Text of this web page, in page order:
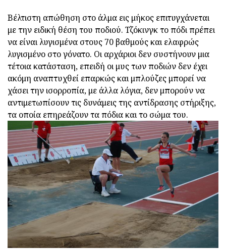
Βέλτιστη απώθηση στο άλμα εις μήκος επιτυγχάνεται
με την ειδική θέση του ποδιού. Τζόκινγκ το πόδι πρέπει
να είναι λυγισμένα στους 70 βαθμούς και ελαφρώς
λυγισμένο στο γόνατο. Οι αρχάριοι δεν συστήνουν μια
τέτοια κατάσταση, επειδή οι μυς των ποδιών δεν έχει
ακόμη αναπτυχθεί επαρκώς και μπλούζες μπορεί να
χάσει την ισορροπία, με άλλα λόγια, δεν μπορούν να
αντιμετωπίσουν τις δυνάμεις της αντίδρασης στήριξης,
τα οποία επηρεάζουν τα πόδια και το σώμα του.